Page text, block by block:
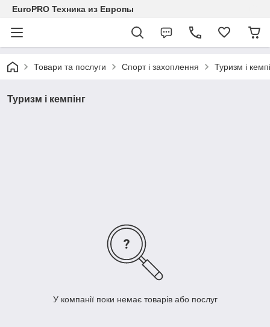
EuroPRO Техника из Европы
Товари та послуги Спорт і захоплення Туризм і
Туризм і кемпінг
У компанії поки немає товарів або послуг